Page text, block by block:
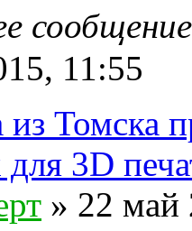
11:55
из Томска
для 3D
» 22 май